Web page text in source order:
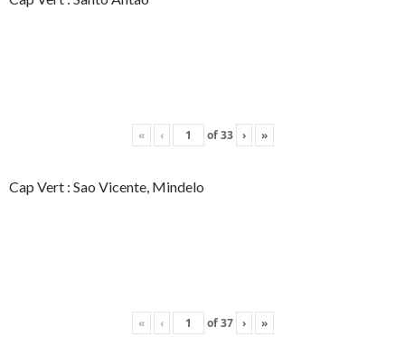
« ‹ of33 › »
Cap Vert : Sao Vicente, Mindelo
« ‹ of37 › »